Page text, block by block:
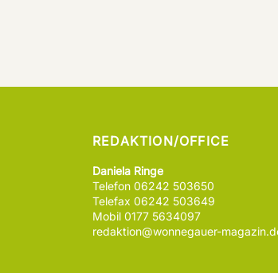
REDAKTION/OFFICE
Daniela Ringe
Telefon 06242 503650
Telefax 06242 503649
Mobil 0177 5634097
redaktion@wonnegauer-